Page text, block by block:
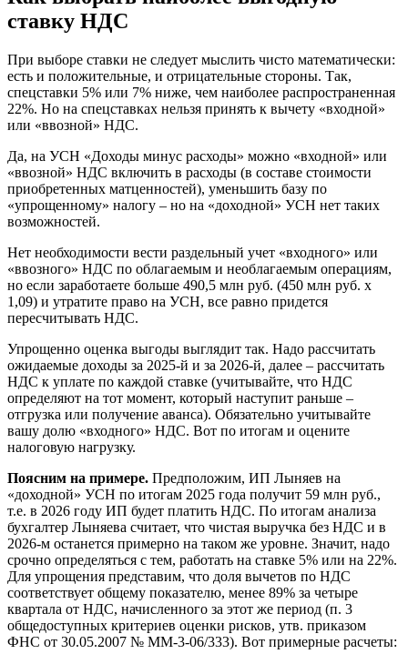
ставку НДС
При выборе ставки не следует мыслить чисто математически:
есть и положительные, и отрицательные стороны. Так,
спецставки 5% или 7% ниже, чем наиболее распространенная
22%. Но на спецставках нельзя принять к вычету «входной»
или «ввозной» НДС.
Да, на УСН «Доходы минус расходы» можно «входной» или
«ввозной» НДС включить в расходы (в составе стоимости
приобретенных матценностей), уменьшить базу по
«упрощенному» налогу – но на «доходной» УСН нет таких
возможностей.
Нет необходимости вести раздельный учет «входного» или
«ввозного» НДС по облагаемым и необлагаемым операциям,
но если заработаете больше 490,5 млн руб. (450 млн руб. х
1,09) и утратите право на УСН, все равно придется
пересчитывать НДС.
Упрощенно оценка выгоды выглядит так. Надо рассчитать
ожидаемые доходы за 2025-й и за 2026-й, далее – рассчитать
НДС к уплате по каждой ставке (учитывайте, что НДС
определяют на тот момент, который наступит раньше –
отгрузка или получение аванса). Обязательно учитывайте
вашу долю «входного» НДС. Вот по итогам и оцените
налоговую нагрузку.
Поясним на примере. Предположим, ИП Лыняев на
«доходной» УСН по итогам 2025 года получит 59 млн руб.,
т.е. в 2026 году ИП будет платить НДС. По итогам анализа
бухгалтер Лыняева считает, что чистая выручка без НДС и в
2026-м останется примерно на таком же уровне. Значит, надо
срочно определяться с тем, работать на ставке 5% или на 22%.
Для упрощения представим, что доля вычетов по НДС
соответствует общему показателю, менее 89% за четыре
квартала от НДС, начисленного за этот же период (п. 3
общедоступных критериев оценки рисков, утв. приказом
ФНС от 30.05.2007 № ММ-3-06/333). Вот примерные расчеты: